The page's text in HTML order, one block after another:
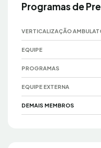
Programas de
VERTICALIZAÇÃO
EQUIPE
PROGRAMAS
EQUIPE EXTERNA
DEMAIS MEMBROS